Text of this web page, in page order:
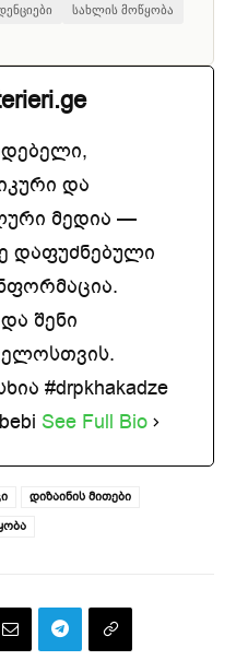
სახლის მოწყობა
და
მედია —
დაფუძნებული
შენი
#drpkhakadze
See Full Bio
დიზაინის მითები